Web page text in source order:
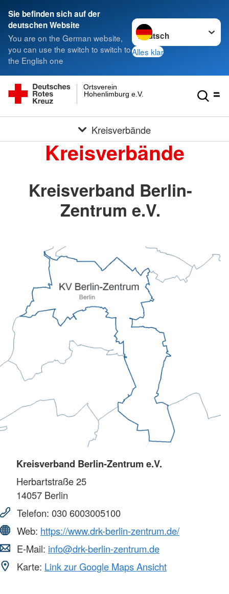
Sie befinden sich auf der
deutschen Website
You are on the German website,
you can use the switch to switch to
the English one
Sprache wechseln zu
Alles klar
Hohenlimburg e.V.
Ortsverein
Kreisverbände
Kreisverbände
Kreisverband Berlin-
Zentrum e.V.
Kreisverband Berlin-Zentrum e.V.
Herbartstraße 25
14057 Berlin
Telefon: 030 6003005100
Web: https://www.drk-berlin-zentrum.de/
E-Mail: info@drk-berlin-zentrum.de
Karte: Link zur Google Maps Ansicht